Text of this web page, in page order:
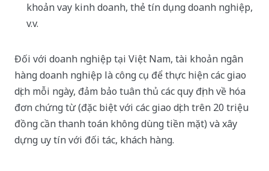
khoản vay kinh doanh, thẻ tín dụng doanh nghiệp,
v.v.
Đối với doanh nghiệp tại Việt Nam, tài khoản ngân
hàng doanh nghiệp là công cụ để thực hiện các giao
dịch mỗi ngày, đảm bảo tuân thủ các quy định về hóa
đơn chứng từ (đặc biệt với các giao dịch trên 20 triệu
đồng cần thanh toán không dùng tiền mặt) và xây
dựng uy tín với đối tác, khách hàng.